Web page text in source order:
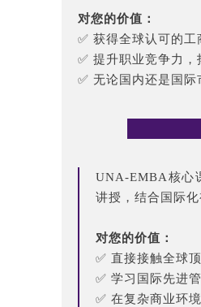
对您的价值：
✅ 获得全球认可的
✅ 提升职业竞争力
✅ 无论国内还是国
UNA-EMBA核心
讲授，结合国际
对您的价值：
✅ 直接接触全球
✅ 学习国际先进
✅ 在复杂商业环